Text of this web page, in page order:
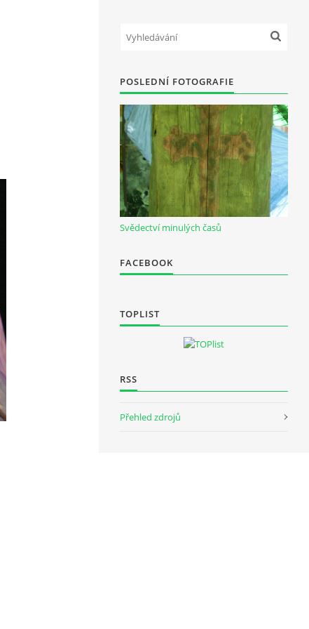
POSLEDNÍ FOTOGRAFIE
Svědectví minulých časů
FACEBOOK
TOPLIST
RSS
Přehled zdrojů